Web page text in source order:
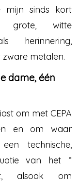
mijn sinds kort
grote, witte
herinnering,
metalen.
dame, één
om met CEPA
en om waar
technische,
van het “
alsook om